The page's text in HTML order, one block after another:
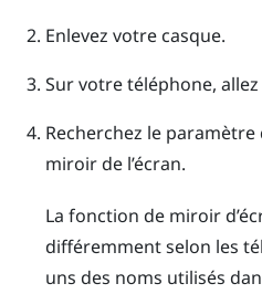
Enlevez votre casque.
Sur votre téléphone,
Recherchez le
miroir de l’écran.
La fonction de miroir
différemment selon les
uns des noms utilisés